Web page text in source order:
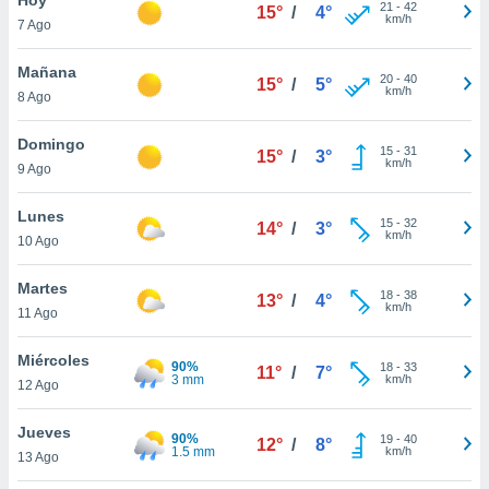
en
más
nuestra
de
cookies
aceptar
7 Ago
15° / 4° 21 - 42
km/h
Mañana
8 Ago
15° / 5° 20- 40
km/h
Domingo
9 Ago
15° / 3° 15- 31
km/h
Lunes
10 Ago
14° / 3° 15- 32
km/h
Martes
11 Ago
13° / 4° 18- 38
km/h
Miércoles
12 Ago
90%
3 mm
11° / 7° 18- 33
km/h
Jueves
13 Ago
90%
1.5 mm
12° / 8° 19- 40
km/h